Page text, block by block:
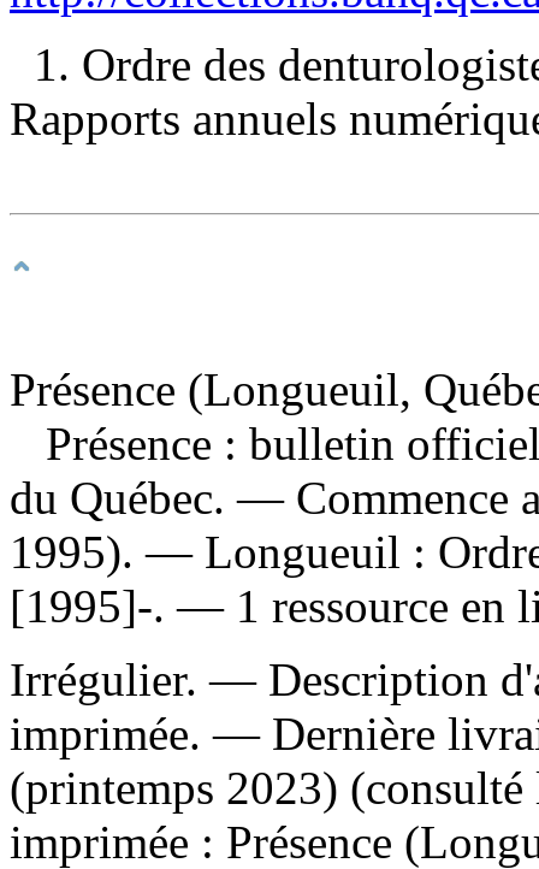
1. Ordre des
Rapports annuels
Présence (Longueuil,
Présence : bulletin
du Québec. — Commence
1995). — Longueuil :
[1995]-. — 1 ressource en
Irrégulier. — Description
imprimée. — Dernière
(printemps 2023)
imprimée : Présence